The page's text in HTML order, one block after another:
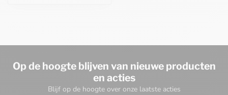
Op de hoogte blijven van nieuwe producten
en acties
Blijf op de hoogte over onze laatste acties